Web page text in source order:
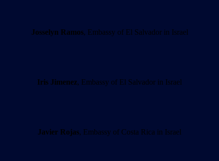
Josselyn Ramos, Embassy of El Salvador in Israel
Iris Jimenez, Embassy of El Salvador in Israel
Javier Rojas, Embassy of Costa Rica in Israel